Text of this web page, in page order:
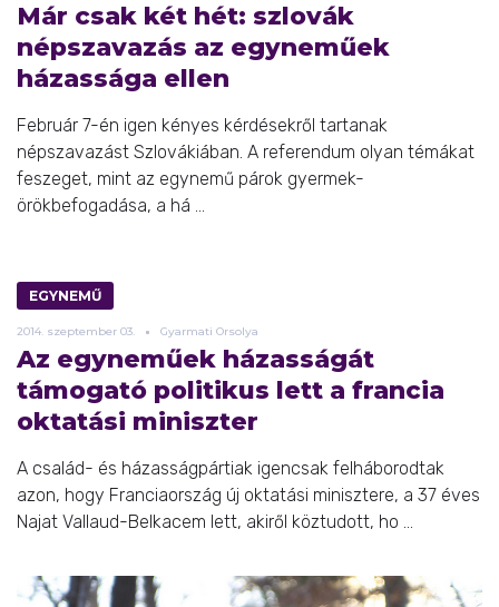
Már csak két hét: szlovák
népszavazás az egyneműek
házassága ellen
Február 7-én igen kényes kérdésekről tartanak
népszavazást Szlovákiában. A referendum olyan témákat
feszeget, mint az egynemű párok gyermek-
örökbefogadása, a há ...
EGYNEMŰ
2014. szeptember 03. Gyarmati Orsolya
Az egyneműek házasságát
támogató politikus lett a francia
oktatási miniszter
A család- és házasságpártiak igencsak felháborodtak
azon, hogy Franciaország új oktatási minisztere, a 37 éves
Najat Vallaud-Belkacem lett, akiről köztudott, ho ...